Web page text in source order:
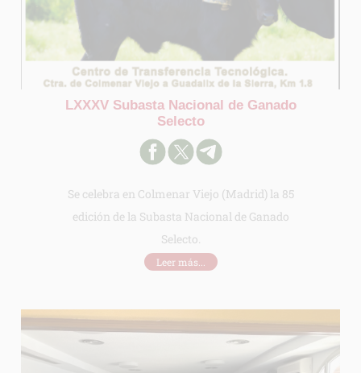
LXXXV Subasta Nacional de Ganado
Selecto
Se celebra en Colmenar Viejo (Madrid) la 85
edición de la Subasta Nacional de Ganado
Selecto.
Leer más...